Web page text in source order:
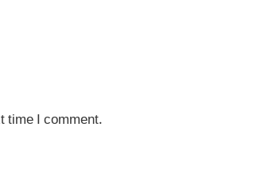
time I comment.